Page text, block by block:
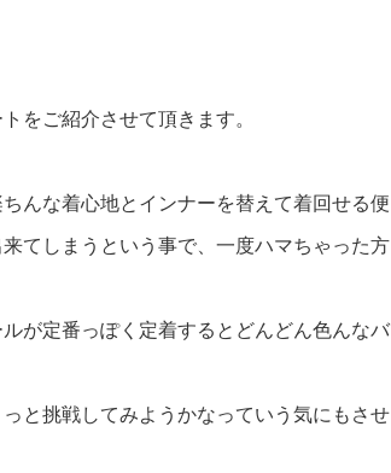
をご紹介させて頂きます。
んな着心地とインナーを替えて着回せる便
てしまうという事で、一度ハマちゃった方
が定番っぽく定着するとどんどん色んなバ
と挑戦してみようかなっていう気にもさせ